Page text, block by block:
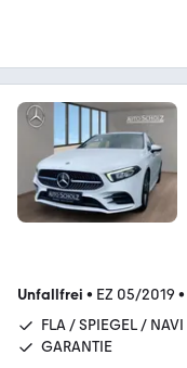
Unfallfrei • EZ 05/2019 •
FLA / SPIEGEL / NAVI
GARANTIE